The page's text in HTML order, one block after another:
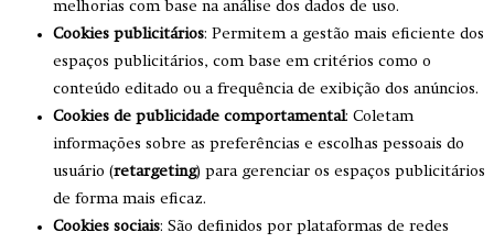
melhorias com base na análise dos dados de uso.
Cookies publicitários: Permitem a gestão mais eficiente dos
espaços publicitários, com base em critérios como o
conteúdo editado ou a frequência de exibição dos anúncios.
Cookies de publicidade comportamental: Coletam
informações sobre as preferências e escolhas pessoais do
usuário (retargeting) para gerenciar os espaços publicitários
de forma mais eficaz.
Cookies sociais: São definidos por plataformas de redes